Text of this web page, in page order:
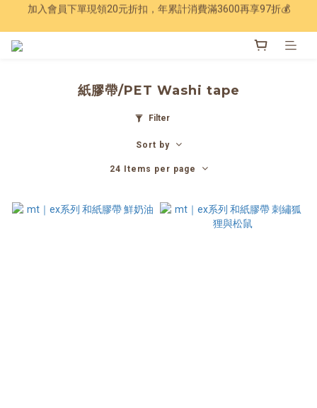
Have a nice trip 🧳 2027手帳季 準備登場
紙膠帶/PET Washi tape
Filter
Sort by
24 Items per page